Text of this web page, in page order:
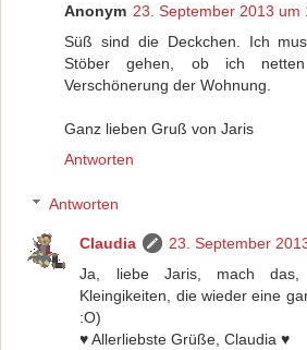
Anonym 23. September 2013 um
Süß sind die Deckchen. Ich
Stöber gehen, ob ich
Verschönerung der Wohnung.
Ganz lieben Gruß von Jaris
Antworten
Antworten
Claudia
23. September
Ja, liebe Jaris, mach
Kleingikeiten, die wieder eine
:O)
♥ Allerliebste Grüße, Claudia ♥